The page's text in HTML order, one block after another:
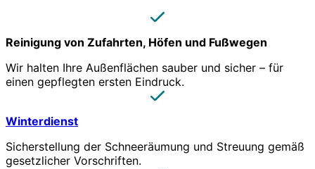
Reinigung von Zufahrten, Höfen und Fußwegen
Wir halten Ihre Außenflächen sauber und sicher – für
einen gepflegten ersten Eindruck.
Winterdienst
Sicherstellung der Schneeräumung und Streuung gemäß
gesetzlicher Vorschriften.